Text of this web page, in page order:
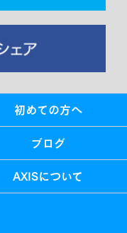
初めての方へ
ブログ
AXISについて